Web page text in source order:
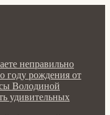
неправильно
году рождения от
Володиной
удивительных